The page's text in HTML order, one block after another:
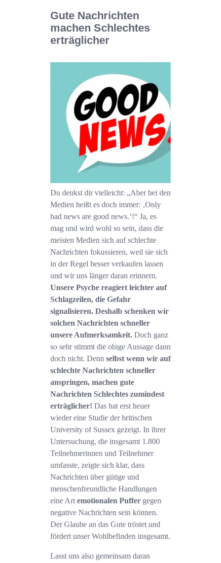
Gute Nachrichten
machen Schlechtes
erträglicher
Du denkst dir vielleicht: „Aber bei den
Medien heißt es doch immer: ‚Only
bad news are good news.‘!“ Ja, es
mag und wird wohl so sein, dass die
meisten Medien sich auf schlechte
Nachrichten fokussieren, weil sie sich
in der Regel besser verkaufen lassen
und wir uns länger daran erinnern.
Unsere Psyche reagiert leichter auf
Schlagzeilen, die Gefahr
signalisieren. Deshalb schenken wir
solchen Nachrichten schneller
unsere Aufmerksamkeit.Doch ganz
so sehr stimmt die obige Aussage dann
doch nicht. Denn selbst wenn wir auf
schlechte Nachrichten schneller
anspringen, machen gute
Nachrichten Schlechtes zumindest
erträglicher! Das hat erst heuer
wieder eine Studie der britischen
University of Sussex gezeigt. In ihrer
Untersuchung, die insgesamt 1.800
Teilnehmerinnen und Teilnehmer
umfasste, zeigte sich klar, dass
Nachrichten über gütige und
menschenfreundliche Handlungen
eine Art emotionalen Puffergegen
negative Nachrichten sein können.
Der Glaube an das Gute tröstet und
fördert unser Wohlbefinden insgesamt.
Lasst uns also gemeinsam daran